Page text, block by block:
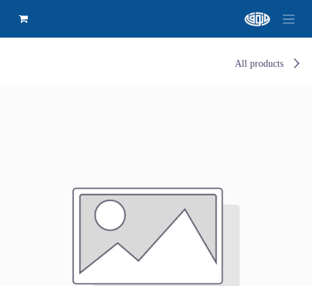
All products